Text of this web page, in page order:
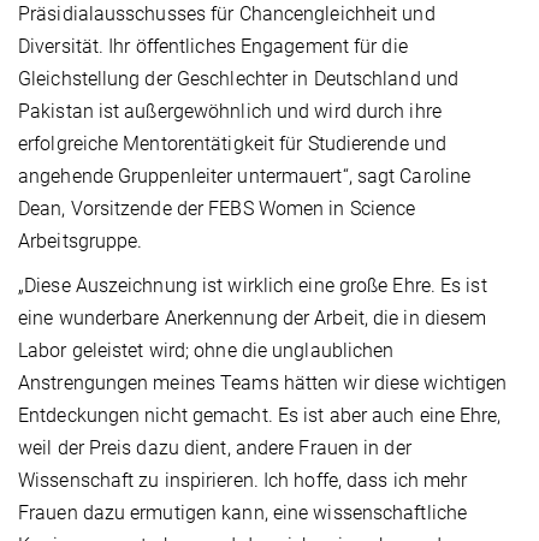
Präsidialausschusses für Chancengleichheit und
Diversität. Ihr öffentliches Engagement für die
Gleichstellung der Geschlechter in Deutschland und
Pakistan ist außergewöhnlich und wird durch ihre
erfolgreiche Mentorentätigkeit für Studierende und
angehende Gruppenleiter untermauert“, sagt Caroline
Dean, Vorsitzende der FEBS Women in Science
Arbeitsgruppe.
„Diese Auszeichnung ist wirklich eine große Ehre. Es ist
eine wunderbare Anerkennung der Arbeit, die in diesem
Labor geleistet wird; ohne die unglaublichen
Anstrengungen meines Teams hätten wir diese wichtigen
Entdeckungen nicht gemacht. Es ist aber auch eine Ehre,
weil der Preis dazu dient, andere Frauen in der
Wissenschaft zu inspirieren. Ich hoffe, dass ich mehr
Frauen dazu ermutigen kann, eine wissenschaftliche